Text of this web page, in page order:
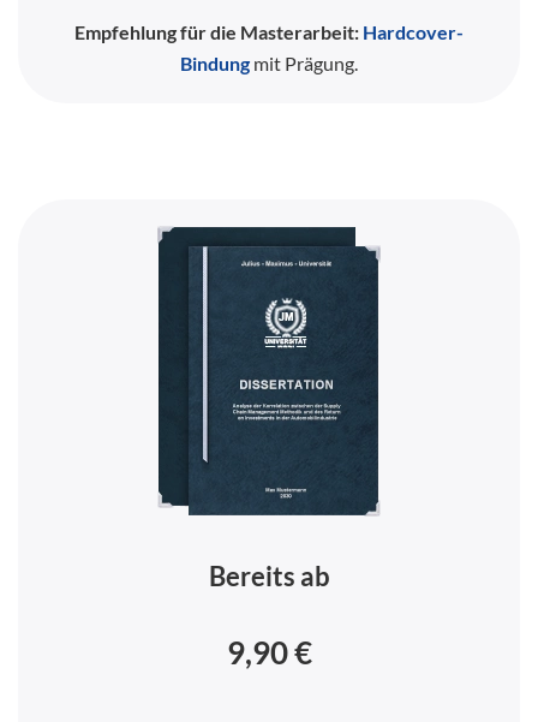
Empfehlung für die Masterarbeit: Hardcover-
Bindung mit Prägung.
Bereits ab
9,90 €